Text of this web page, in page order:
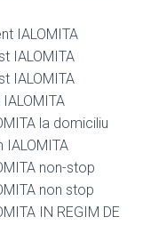
IALOMITA
IALOMITA
IALOMITA
la domiciliu
IALOMITA
non-stop
non stop
IN REGIM DE